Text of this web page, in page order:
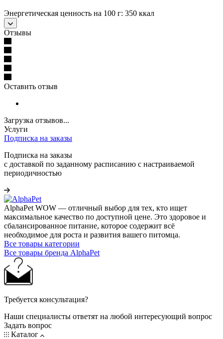
Энергетическая ценность на 100 г: 350 ккал
Отзывы
Оставить отзыв
Загрузка отзывов...
Услуги
Подписка на заказы
Подписка на заказы
с доставкой по заданному расписанию с настраиваемой
периодичностью
AlphaРet WOW — отличный выбор для тех, кто ищет
максимальное качество по доступной цене. Это здоровое и
сбалансированное питание, которое содержит всё
необходимое для роста и развития вашего питомца.
Все товары категории
Все товары бренда AlphaPet
Требуется консультация?
Наши специалисты ответят на любой интересующий вопрос
Задать вопрос
Каталог